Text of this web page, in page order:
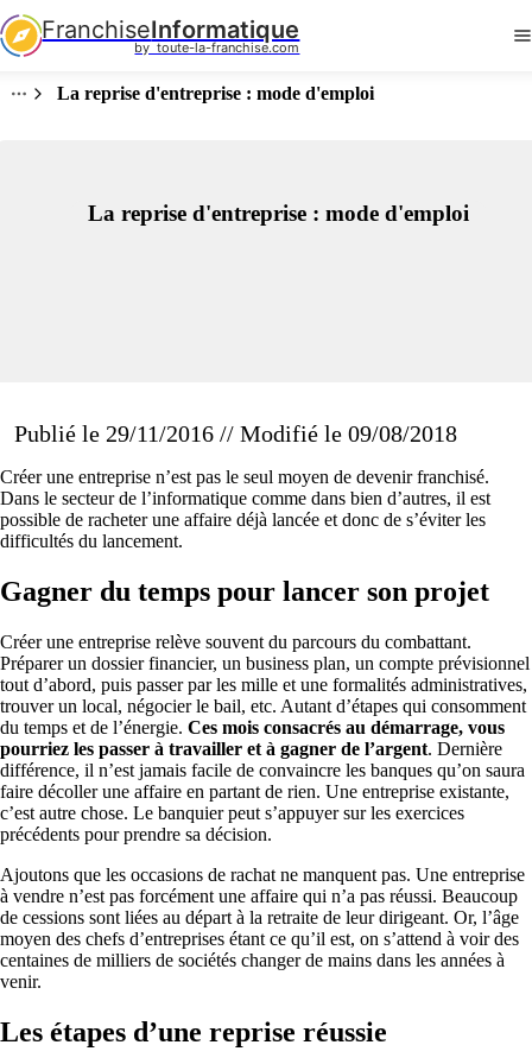
FranchiseInformatique
by  toute-la-franchise.com
La reprise d'entreprise : mode d'emploi
La reprise d'entreprise : mode d'emploi
Publié le 29/11/2016 // Modifié le 09/08/2018
Créer une entreprise n’est pas le seul moyen de devenir franchisé.
Dans le secteur de l’informatique comme dans bien d’autres, il est
possible de racheter une affaire déjà lancée et donc de s’éviter les
difficultés du lancement.
Gagner du temps pour lancer son projet
Créer une entreprise relève souvent du parcours du combattant.
Préparer un dossier financier, un business plan, un compte prévisionnel
tout d’abord, puis passer par les mille et une formalités administratives,
trouver un local, négocier le bail, etc. Autant d’étapes qui consomment
du temps et de l’énergie. Ces mois consacrés au démarrage, vous
pourriez les passer à travailler et à gagner de l’argent. Dernière
différence, il n’est jamais facile de convaincre les banques qu’on saura
faire décoller une affaire en partant de rien. Une entreprise existante,
c’est autre chose. Le banquier peut s’appuyer sur les exercices
précédents pour prendre sa décision.
Ajoutons que les occasions de rachat ne manquent pas. Une entreprise
à vendre n’est pas forcément une affaire qui n’a pas réussi. Beaucoup
de cessions sont liées au départ à la retraite de leur dirigeant. Or, l’âge
moyen des chefs d’entreprises étant ce qu’il est, on s’attend à voir des
centaines de milliers de sociétés changer de mains dans les années à
venir.
Les étapes d’une reprise réussie